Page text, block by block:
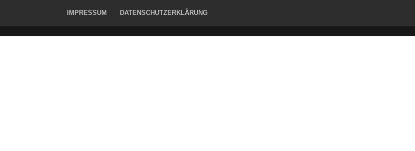
IMPRESSUM DATENSCHUTZERKLÄRUNG